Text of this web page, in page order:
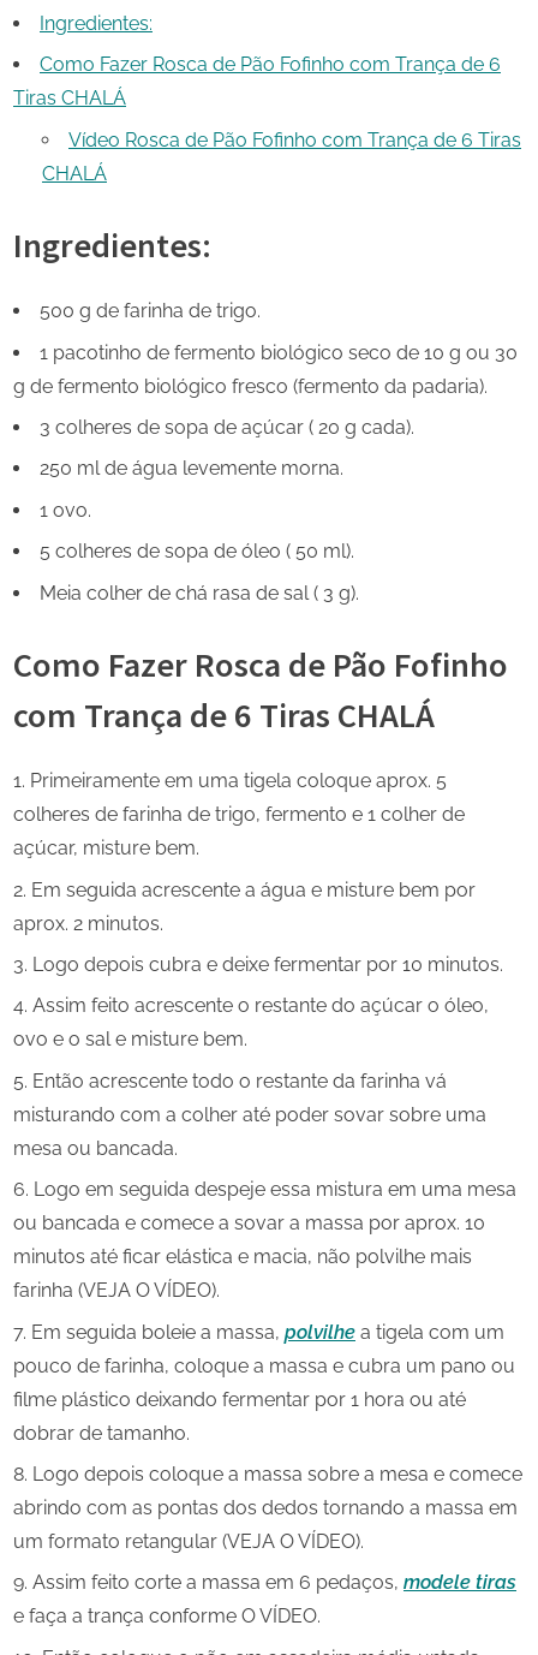
Ingredientes:
Como Fazer Rosca de Pão Fofinho com Trança de 6
Tiras CHALÁ
Vídeo Rosca de Pão Fofinho com Trança de 6 Tiras
CHALÁ
Ingredientes:
500 g de farinha de trigo.
1 pacotinho de fermento biológico seco de 10 g ou 30
g de fermento biológico fresco (fermento da padaria).
3 colheres de sopa de açúcar ( 20 g cada).
250 ml de água levemente morna.
1 ovo.
5 colheres de sopa de óleo ( 50 ml).
Meia colher de chá rasa de sal ( 3 g).
Como Fazer Rosca de Pão Fofinho
com Trança de 6 Tiras CHALÁ
Primeiramente em uma tigela coloque aprox. 5
colheres de farinha de trigo, fermento e 1 colher de
açúcar, misture bem.
Em seguida acrescente a água e misture bem por
aprox. 2 minutos.
Logo depois cubra e deixe fermentar por 10 minutos.
Assim feito acrescente o restante do açúcar o óleo,
ovo e o sal e misture bem.
Então acrescente todo o restante da farinha vá
misturando com a colher até poder sovar sobre uma
mesa ou bancada.
Logo em seguida despeje essa mistura em uma mesa
ou bancada e comece a sovar a massa por aprox. 10
minutos até ficar elástica e macia, não polvilhe mais
farinha (VEJA O VÍDEO).
Em seguida boleie a massa, polvilhe a tigela com um
pouco de farinha, coloque a massa e cubra um pano ou
filme plástico deixando fermentar por 1 hora ou até
dobrar de tamanho.
Logo depois coloque a massa sobre a mesa e comece
abrindo com as pontas dos dedos tornando a massa em
um formato retangular (VEJA O VÍDEO).
Assim feito corte a massa em 6 pedaços, modele tiras
e faça a trança conforme O VÍDEO.